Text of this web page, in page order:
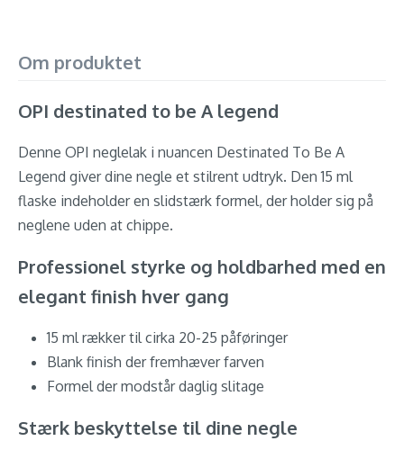
Om produktet
OPI destinated to be A legend
Denne OPI neglelak i nuancen Destinated To Be A
Legend giver dine negle et stilrent udtryk. Den 15 ml
flaske indeholder en slidstærk formel, der holder sig på
neglene uden at chippe.
Professionel styrke og holdbarhed med en
elegant finish hver gang
15 ml rækker til cirka 20-25 påføringer
Blank finish der fremhæver farven
Formel der modstår daglig slitage
Stærk beskyttelse til dine negle